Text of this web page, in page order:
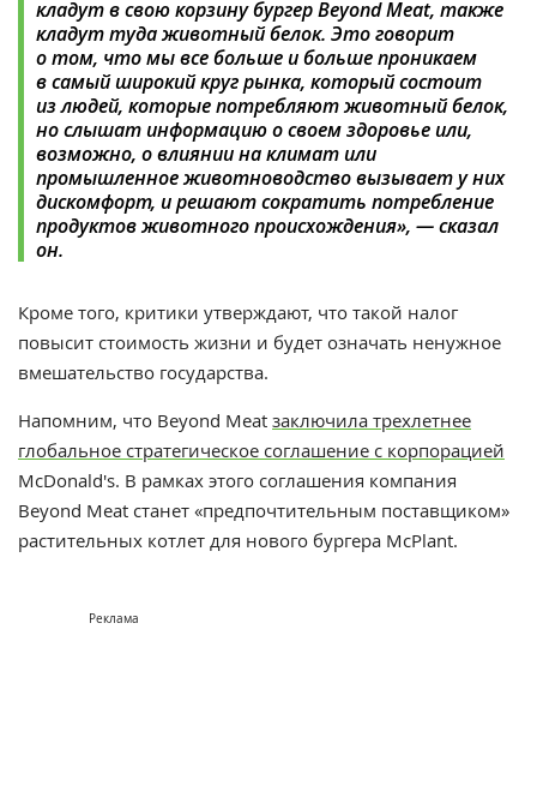
кладут в свою корзину бургер Beyond Meat, также
кладут туда животный белок. Это говорит
о том, что мы все больше и больше проникаем
в самый широкий круг рынка, который состоит
из людей, которые потребляют животный белок,
но слышат информацию о своем здоровье или,
возможно, о влиянии на климат или
промышленное животноводство вызывает у них
дискомфорт, и решают сократить потребление
продуктов животного происхождения», —сказал
он.
Кроме того, критики утверждают, что такой налог
повысит стоимость жизни и будет означать ненужное
вмешательство государства.
Напомним, что Beyond Meat заключила трехлетнее
глобальное стратегическое соглашение с корпорацией
McDonald's. В рамках этого соглашения компания
Beyond Meat станет «предпочтительным поставщиком»
растительных котлет для нового бургера McPlant.
Реклама